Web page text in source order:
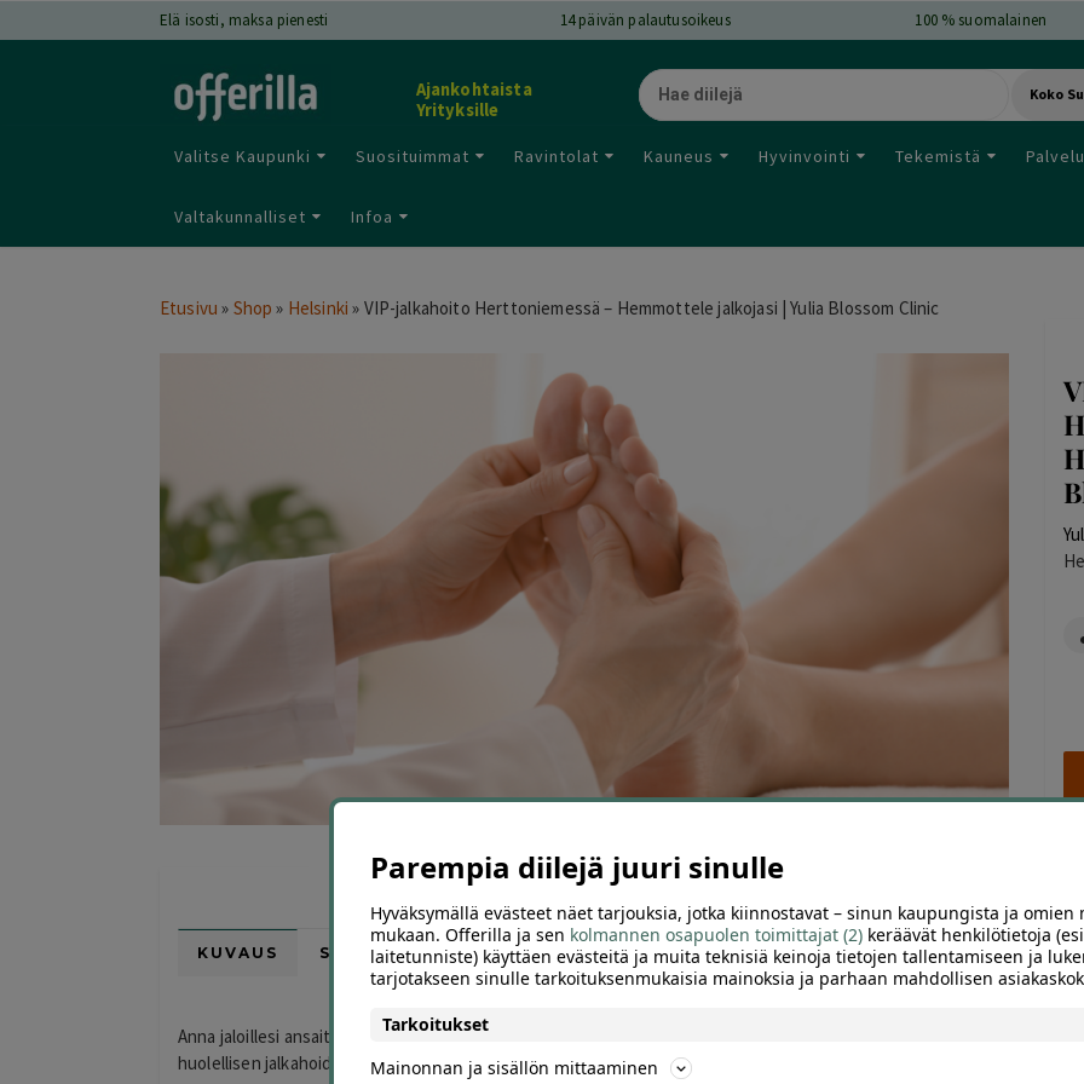
Elä isosti, maksa pienesti 14päivän palautusoikeus 100 % suomalainen
Ajankohtaista
Yrityksille
Koko
Valitse Kaupunki Suosituimmat Ravintolat Kauneus Hyvinvointi Tekemistä
Valtakunnalliset Infoa
Etusivu » Shop » Helsinki » VIP-jalkahoito Herttoniemessä – Hemmottele jalkojasi | Yulia Blossom Clinic
KUVAUS SIJAINTI KARTALLA ARVIOT (0) SUOSITTELE
Anna jaloillesi ansaittua hemmottelua laadukkaassa VIP-jalkahoidossa. Yulia Blossom Clinic tarjoaa
huolellisen jalkahoidon Herttoniemessä viihtyisässä hoitoympäristössä.
Parempia diilejä juuri sinulle
Hyväksymällä evästeet näet tarjouksia, jotka kiinnostavat – sinun kaupungista ja omien
mukaan. Offerilla ja sen kolmannen osapuolen toimittajat (2) keräävät henkilötietoja
laitetunniste) käyttäen evästeitä ja muita teknisiä keinoja tietojen tallentamiseen ja
tarjotakseen sinulle tarkoituksenmukaisia mainoksia ja parhaan mahdollisen
Tarkoitukset
Mainonnan ja sisällön mittaaminen